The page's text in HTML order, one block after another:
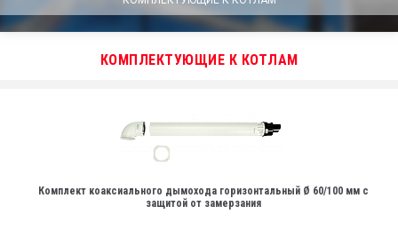
КОМПЛЕКТУЮЩИЕ К КОТЛАМ
Комплект коаксиального дымохода горизонтальный Ø 60/100 мм с
защитой от замерзания